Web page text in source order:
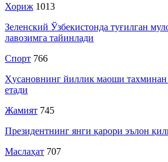
Хориж 1013
Зеленский Ўзбекистонда туғилган
лавозимга тайинлади
Спорт 766
Ҳусановнинг йиллик маоши тахминан
етади
Жамият 745
Президентнинг янги қарори эълон
Маслаҳат 707